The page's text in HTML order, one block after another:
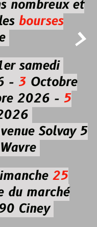

nombreux et
bourses
samedi
- 3Octobre
2026 - 5
Solvay 5
25
du marché
Ciney